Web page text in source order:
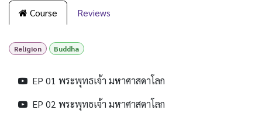
Course Reviews
Religion Buddha
EP 01 พระพุทธเจ้า มหาศาสดาโลก
EP 02 พระพุทธเจ้า มหาศาสดาโลก